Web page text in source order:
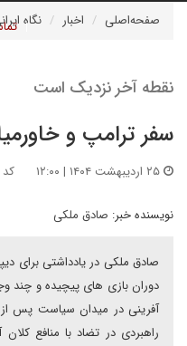
صفحه‌اصلی اخبار نگاه
نقطه آخر نزدیک است
سفر ترامپ و
کد :
نویسنده خبر: صادق ملکی
صادق ملکی در یادداشتی برای
دوران بازی های پیچیده و چند
آفرینی در میدان سیاست پس
راهبردی در تضاد با منافع